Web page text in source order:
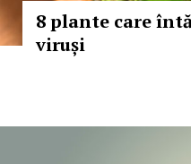
8 plante care
viruși